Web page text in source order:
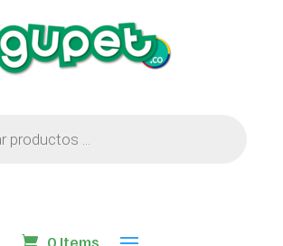
0 Items